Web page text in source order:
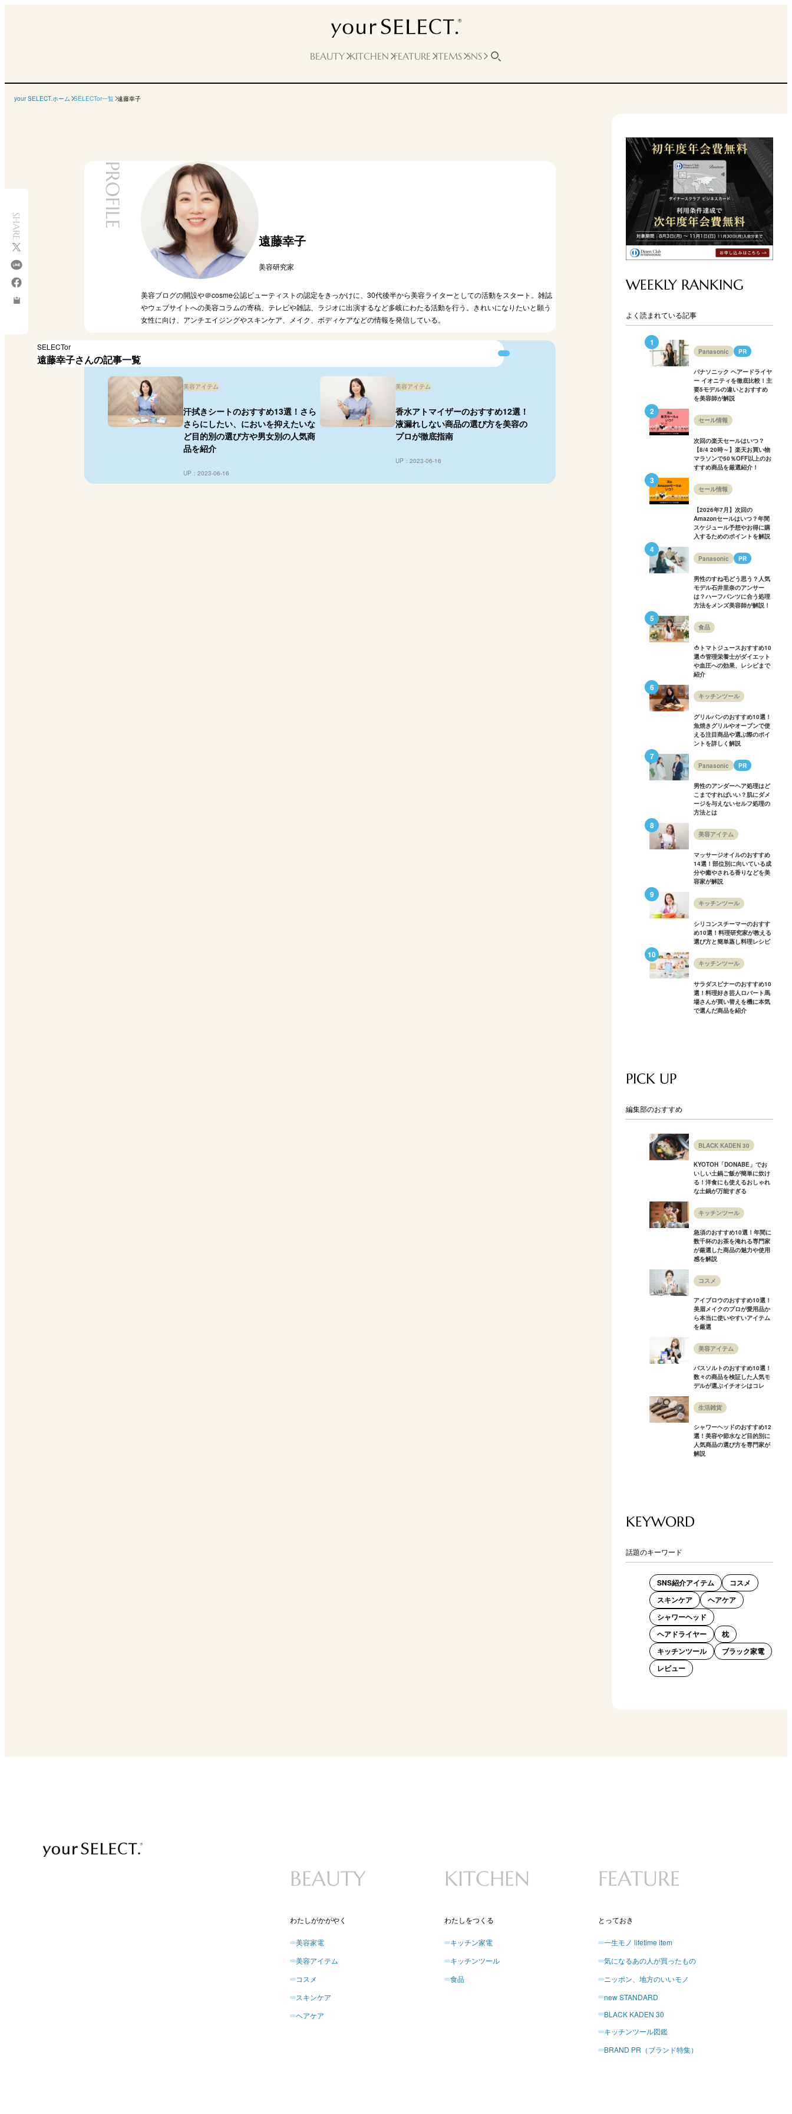
BEAUTY KITCHEN FEATURE ITEMS SNS
your SELECT.ホーム SELECTor一覧 遠藤幸子
SHARE PROFILE
遠藤幸子
美容研究家
美容ブログの開設や＠cosme公認ビューティストの認定をきっかけに、30代後半から美容ライターとしての活動をスタート。雑誌
やウェブサイトへの美容コラムの寄稿、テレビや雑誌、ラジオに出演するなど多岐にわたる活動を行う。きれいになりたいと願う
女性に向け、アンチエイジングやスキンケア、メイク、ボディケアなどの情報を発信している。
SELECTor
遠藤幸子さんの記事一覧
美容アイテム
汗拭きシートのおすすめ13選！さら
さらにしたい、においを抑えたいな
ど目的別の選び方や男女別の人気商
品を紹介
UP：2023-06-16
美容アイテム
香水アトマイザーのおすすめ12選！
液漏れしない商品の選び方を美容の
プロが徹底指南
UP：2023-06-16
WEEKLY RANKING
よく読まれている記事
Panasonic PR
パナソニック ヘアードライヤ
ー イオニティを徹底比較！主
要5モデルの違いとおすすめ
を美容師が解説
セール情報
次回の楽天セールはいつ？
【8/4 20時～】楽天お買い物
マラソンで50％OFF以上のお
すすめ商品を厳選紹介！
セール情報
【2026年7月】次回の
Amazonセールはいつ？年間
スケジュール予想やお得に購
入するためのポイントを解説
Panasonic PR
男性のすね毛どう思う？人気
モデル石井里奈のアンサー
は？ハーフパンツに合う処理
方法をメンズ美容師が解説！
食品
🍅トマトジュースおすすめ10
選🍅管理栄養士がダイエット
や血圧への効果、レシピまで
紹介
キッチンツール
グリルパンのおすすめ10選！
魚焼きグリルやオーブンで使
える注目商品や選ぶ際のポイ
ントを詳しく解説
Panasonic PR
男性のアンダーヘア処理はど
こまですればいい？肌にダメ
ージを与えないセルフ処理の
方法とは
美容アイテム
マッサージオイルのおすすめ
14選！部位別に向いている成
分や癒やされる香りなどを美
容家が解説
キッチンツール
シリコンスチーマーのおすす
め10選！料理研究家が教える
選び方と簡単蒸し料理レシピ
キッチンツール
サラダスピナーのおすすめ10
選！料理好き芸人ロバート馬
場さんが買い替えを機に本気
で選んだ商品を紹介
PICK UP
編集部のおすすめ
BLACK KADEN 30
KYOTOH「DONABE」でお
いしい土鍋ご飯が簡単に炊け
る！洋食にも使えるおしゃれ
な土鍋が万能すぎる
キッチンツール
急須のおすすめ10選！年間に
数千杯のお茶を淹れる専門家
が厳選した商品の魅力や使用
感を解説
コスメ
アイブロウのおすすめ10選！
美眉メイクのプロが愛用品か
ら本当に使いやすいアイテム
を厳選
美容アイテム
バスソルトのおすすめ10選！
数々の商品を検証した人気モ
デルが選ぶイチオシはコレ
生活雑貨
シャワーヘッドのおすすめ12
選！美容や節水など目的別に
人気商品の選び方を専門家が
解説
KEYWORD
話題のキーワード
SNS紹介アイテム
コスメ
スキンケア
ヘアケア
シャワーヘッド
ヘアドライヤー
枕
キッチンツール
ブラック家電
レビュー
BEAUTY
わたしがかがやく
美容家電
美容アイテム
コスメ
スキンケア
ヘアケア
KITCHEN
わたしをつくる
キッチン家電
キッチンツール
食品
FEATURE
とっておき
一生モノ lifetime item
気になるあの人が買ったもの
ニッポン、地方のいいモノ
new STANDARD
BLACK KADEN 30
キッチンツール図鑑
BRAND PR（ブランド特集）